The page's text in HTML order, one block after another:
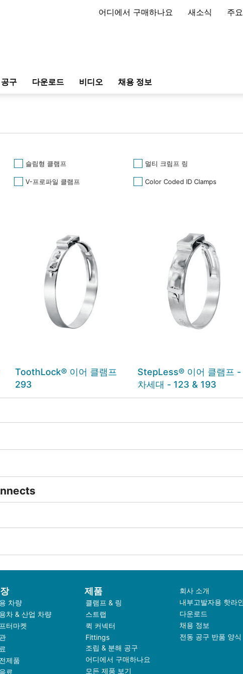
어디에서 구매하나요 새소식 주
공구 다운로드 비디오 채용 정보
슬림형 클램프 멀티 크림프 링
V-프로파일 클램프 Color Coded ID Clamps
ToothLock® 이어 클램프
293
StepLess® 이어 클램프 -
차세대 - 123 & 193
차량
차 & 산업 차량
터마켓
제품
료
제품
클램프 & 링
스트랩
퀵 커넥터
Fittings
조립 & 분해 공구
어디에서 구매하나요
모든 제품 보기
회사 소개
내부고발자용 핫라인
다운로드
채용 정보
전동 공구 반품 양식